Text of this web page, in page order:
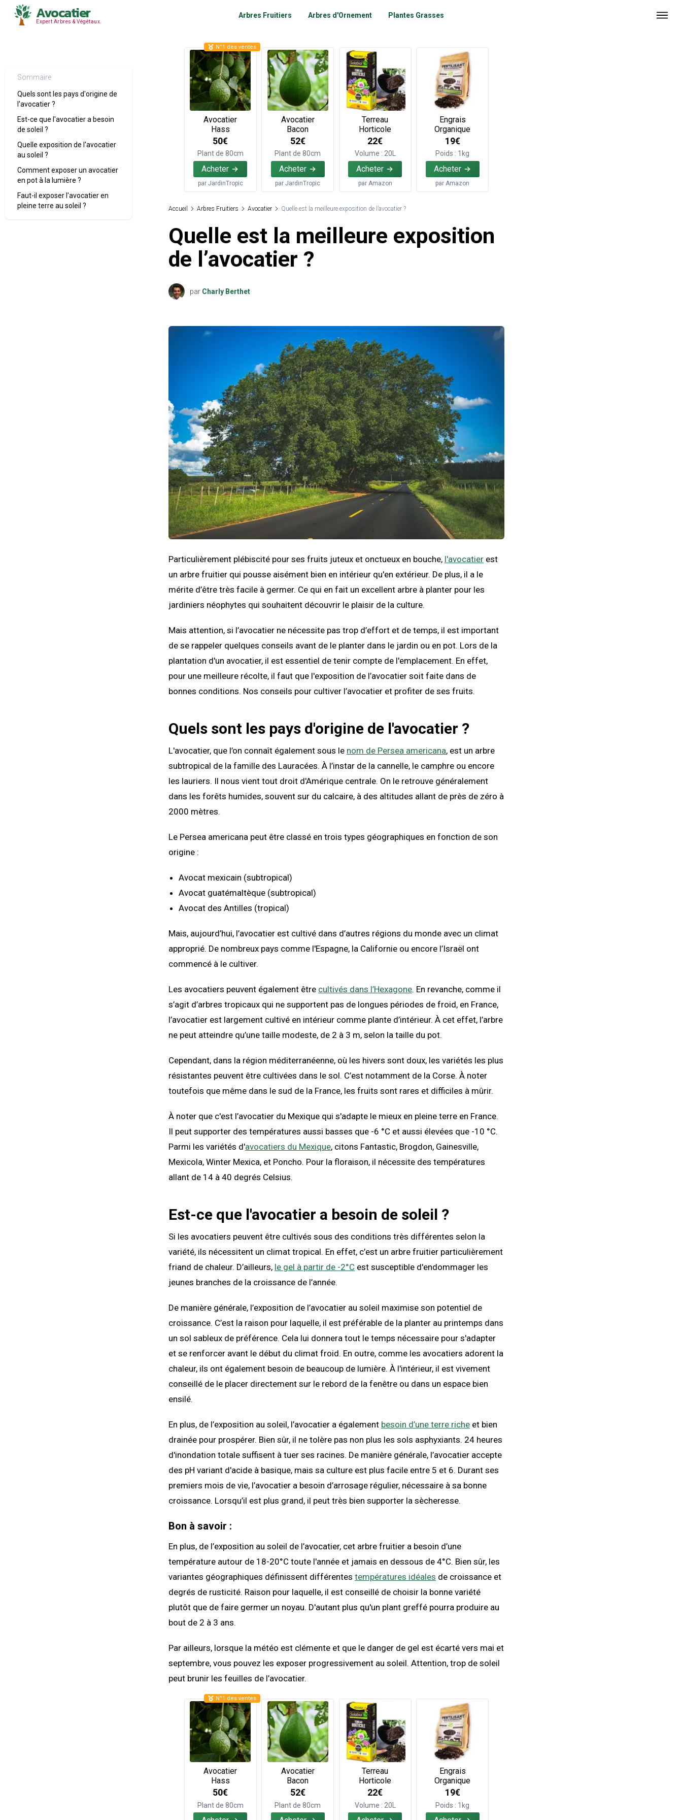
Avocatier
Expert Arbres & Végétaux.
Arbres Fruitiers Arbres d'Ornement Plantes Grasses
Sommaire
Quels sont les pays d'origine de
l'avocatier ?
Est-ce que l'avocatier a besoin
de soleil ?
Quelle exposition de l'avocatier
au soleil ?
Comment exposer un avocatier
en pot à la lumière ?
Faut-il exposer l'avocatier en
pleine terre au soleil ?
Avocatier
Hass
50€
Plant de 80cm
Acheter
par JardinTropic
N°1 des ventes
Avocatier
Bacon
52€
Plant de 80cm
Acheter
parJardinTropic
Terreau
Horticole
22€
Volume : 20L
Acheter
par Amazon
Engrais
Organique
19€
Poids : 1kg
Acheter
par Amazon
Accueil Arbres Fruitiers Avocatier Quelle est la meilleure exposition de l’avocatier ?
Quelle est la meilleure exposition
de l’avocatier ?
par Charly Berthet
Particulièrement plébiscité pour ses fruits juteux et onctueux en bouche, l'avocatier est
un arbre fruitier qui pousse aisément bien en intérieur qu'en extérieur. De plus, il a le
mérite d’être très facile à germer. Ce qui en fait un excellent arbre à planter pour les
jardiniers néophytes qui souhaitent découvrir le plaisir de la culture.
Mais attention, si l’avocatier ne nécessite pas trop d’effort et de temps, il est important
de se rappeler quelques conseils avant de le planter dans le jardin ou en pot. Lors de la
plantation d'un avocatier, il est essentiel de tenir compte de l'emplacement. En effet,
pour une meilleure récolte, il faut que l'exposition de l’avocatier soit faite dans de
bonnes conditions. Nos conseils pour cultiver l’avocatier et profiter de ses fruits.
Quels sont les pays d'origine de l'avocatier ?
L'avocatier, que l’on connaît également sous le nom de Persea americana, est un arbre
subtropical de la famille des Lauracées. À l’instar de la cannelle, le camphre ou encore
les lauriers. Il nous vient tout droit d'Amérique centrale. On le retrouve généralement
dans les forêts humides, souvent sur du calcaire, à des altitudes allant de près de zéro à
2000 mètres.
Le Persea americana peut être classé en trois types géographiques en fonction de son
origine :
Avocat mexicain (subtropical)
Avocat guatémaltèque (subtropical)
Avocat des Antilles (tropical)
Mais, aujourd’hui, l’avocatier est cultivé dans d’autres régions du monde avec un climat
approprié. De nombreux pays comme l'Espagne, la Californie ou encore l’Israël ont
commencé à le cultiver.
Les avocatiers peuvent également être cultivés dans l’Hexagone. En revanche, comme il
s’agit d’arbres tropicaux qui ne supportent pas de longues périodes de froid, en France,
l’avocatier est largement cultivé en intérieur comme plante d’intérieur. À cet effet, l’arbre
ne peut atteindre qu’une taille modeste, de 2 à 3 m, selon la taille du pot.
Cependant, dans la région méditerranéenne, où les hivers sont doux, les variétés les plus
résistantes peuvent être cultivées dans le sol. C’est notamment de la Corse. À noter
toutefois que même dans le sud de la France, les fruits sont rares et difficiles à mûrir.
À noter que c'est l’avocatier du Mexique qui s'adapte le mieux en pleine terre en France.
Il peut supporter des températures aussi basses que -6 °C et aussi élevées que -10 °C.
Parmi les variétés d'avocatiers du Mexique, citons Fantastic, Brogdon, Gainesville,
Mexicola, Winter Mexica, et Poncho. Pour la floraison, il nécessite des températures
allant de 14 à 40 degrés Celsius.
Est-ce que l'avocatier a besoin de soleil ?
Si les avocatiers peuvent être cultivés sous des conditions très différentes selon la
variété, ils nécessitent un climat tropical. En effet, c’est un arbre fruitier particulièrement
friand de chaleur. D’ailleurs, le gel à partir de -2°C est susceptible d'endommager les
jeunes branches de la croissance de l’année.
De manière générale, l’exposition de l’avocatier au soleil maximise son potentiel de
croissance. C’est la raison pour laquelle, il est préférable de la planter au printemps dans
un sol sableux de préférence. Cela lui donnera tout le temps nécessaire pour s'adapter
et se renforcer avant le début du climat froid. En outre, comme les avocatiers adorent la
chaleur, ils ont également besoin de beaucoup de lumière. À l'intérieur, il est vivement
conseillé de le placer directement sur le rebord de la fenêtre ou dans un espace bien
ensilé.
En plus, de l’exposition au soleil, l’avocatier a également besoin d’une terre riche et bien
drainée pour prospérer. Bien sûr, il ne tolère pas non plus les sols asphyxiants. 24 heures
d'inondation totale suffisent à tuer ses racines. De manière générale, l’avocatier accepte
des pH variant d'acide à basique, mais sa culture est plus facile entre 5 et 6. Durant ses
premiers mois de vie, l’avocatier a besoin d’arrosage régulier, nécessaire à sa bonne
croissance. Lorsqu’il est plus grand, il peut très bien supporter la sècheresse.
Bon à savoir :
En plus, de l’exposition au soleil de l’avocatier, cet arbre fruitier a besoin d’une
température autour de 18-20°C toute l'année et jamais en dessous de 4°C. Bien sûr, les
variantes géographiques définissent différentes températures idéales de croissance et
degrés de rusticité. Raison pour laquelle, il est conseillé de choisir la bonne variété
plutôt que de faire germer un noyau. D'autant plus qu'un plant greffé pourra produire au
bout de 2 à 3 ans.
Par ailleurs, lorsque la météo est clémente et que le danger de gel est écarté vers mai et
septembre, vous pouvez les exposer progressivement au soleil. Attention, trop de soleil
peut brunir les feuilles de l’avocatier.
Avocatier
Hass
50€
Plant de 80cm
N°1 des ventes
Avocatier
Bacon
52€
Plant de 80cm
Terreau
Horticole
22€
Volume : 20L
Engrais
Organique
19€
Poids : 1kg